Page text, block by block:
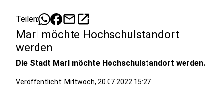
Teilen: mailopen_in_new
Marl möchte Hochschulstandort
werden
Die Stadt Marl möchte Hochschulstandort werden.
Veröffentlicht: Mittwoch, 20.07.2022 15:27